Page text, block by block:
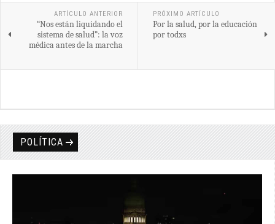
ARTÍCULO ANTERIOR
“Nos están liquidando el
sistema de salud”: la voz
médica antes de la marcha
PRÓXIMO ARTÍCULO
Por la salud, por la educación
por todxs
POLÍTICA